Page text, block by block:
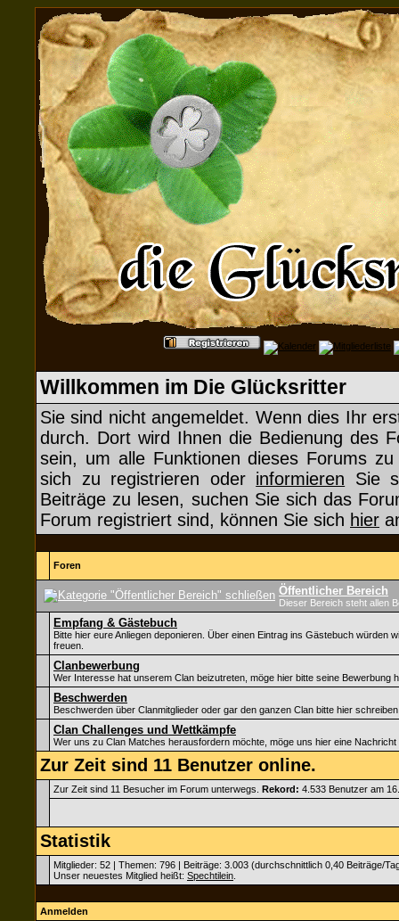
Willkommen im Die Glücksritter
Sie sind nicht angemeldet. Wenn dies Ihr
durch. Dort wird Ihnen die Bedienung des
sein, um alle Funktionen dieses Forums
sich zu registrieren oder informieren Sie
Beiträge zu lesen, suchen Sie sich das
Forum registriert sind, können Sie sich hier
Foren
Öffentlicher Bereich
Dieser Bereich steht allen
Empfang & Gästebuch
Bitte hier eure Anliegen deponieren. Über einen Eintrag ins Gästebuch würden
freuen.
Clanbewerbung
Wer Interesse hat unserem Clan beizutreten, möge hier bitte seine Bewerbung
Beschwerden
Beschwerden über Clanmitglieder oder gar den ganzen Clan bitte hier
Clan Challenges und Wettkämpfe
Wer uns zu Clan Matches herausfordern möchte, möge uns hier eine Nachricht
Zur Zeit sind 11 Benutzer online.
Zur Zeit sind 11 Besucher im Forum unterwegs. Rekord: 4.533 Benutzer am
Statistik
Mitglieder: 52 | Themen: 796 | Beiträge: 3.003 (durchschnittlich 0,40 Beiträge/
Unser neuestes Mitglied heißt: Spechtilein
Anmelden